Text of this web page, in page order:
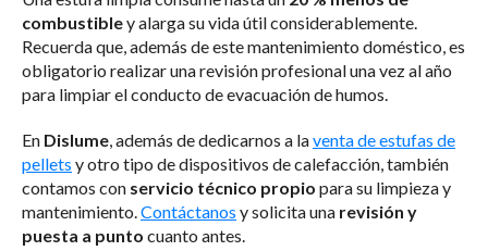
combustibley alarga su vida útil considerablemente.
Recuerda que, además de este mantenimiento doméstico, es
obligatorio realizar una revisión profesional una vez al año
para limpiar el conducto de evacuación de humos.
En Dislume, además de dedicarnos a laventa de estufas de
pellets y otro tipo de dispositivos de calefacción, también
contamos con servicio técnico propio para su limpieza y
mantenimiento.Contáctanos y solicita una revisión y
puesta a punto cuanto antes.